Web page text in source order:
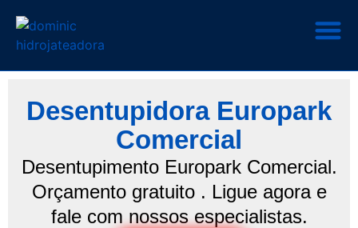
Desentupidora Europark
Comercial
Desentupimento Europark Comercial.
Orçamento gratuito . Ligue agora e
fale com nossos especialistas.